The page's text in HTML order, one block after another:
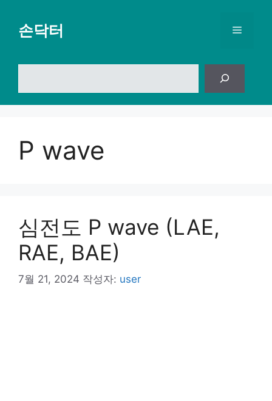
손닥터 메
뉴
P wave
심전도 P wave (LAE,
RAE, BAE)
7월 21, 2024 작성자: user